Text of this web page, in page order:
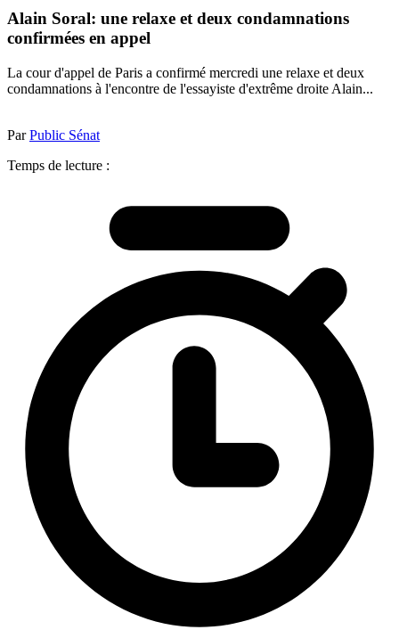
Alain Soral: une relaxe et deux condamnations
confirmées en appel
La cour d'appel de Paris a confirmé mercredi une relaxe et deux
condamnations à l'encontre de l'essayiste d'extrême droite Alain...
ParPublic Sénat
Temps de lecture :